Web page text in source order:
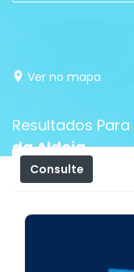
Ver no mapa
Resultados Para
da Aldeia
Consulte